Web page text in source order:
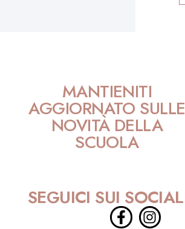
MANTIENITI
AGGIORNATO SULLE
NOVITÀ DELLA
SCUOLA
SEGUICI SUI SOCIAL